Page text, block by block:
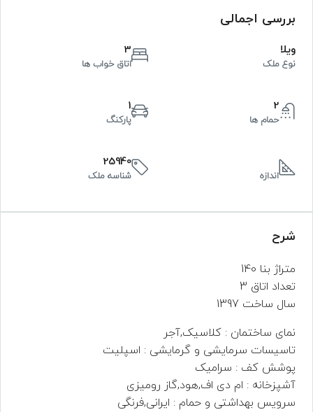
بررسی اجمالی
ویلا
نوع ملک
3
اتاق خواب ها
2
حمام ها
1
پارکنگ
اندازه
25940
شناسه ملک
شرح
متراژ بنا 140
تعداد اتاق 3
سال ساخت 1397
نمای ساختمان : کلاسیک,آجر
تاسیسات سرمایشی و گرمایشی : اسپلیت
پوشش کف : سرامیک
آشپزخانه : ام دی اف,هود,گاز رومیزی
سرویس بهداشتی و حمام : ایرانی,فرنگی